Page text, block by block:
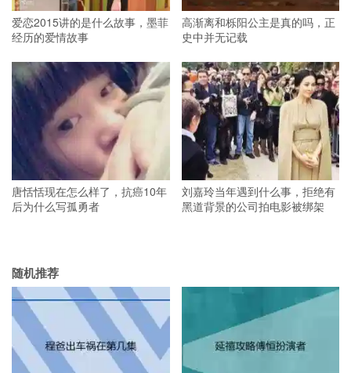
爱恋2015讲的是什么故事，墨菲
经历的爱情故事
高渐离和栎阳公主是真的吗，正
史中并无记载
唐恬恬现在怎么样了，抗癌10年
后为什么写孤勇者
刘嘉玲当年遇到什么事，拒绝有
黑道背景的公司拍电影被绑架
随机推荐